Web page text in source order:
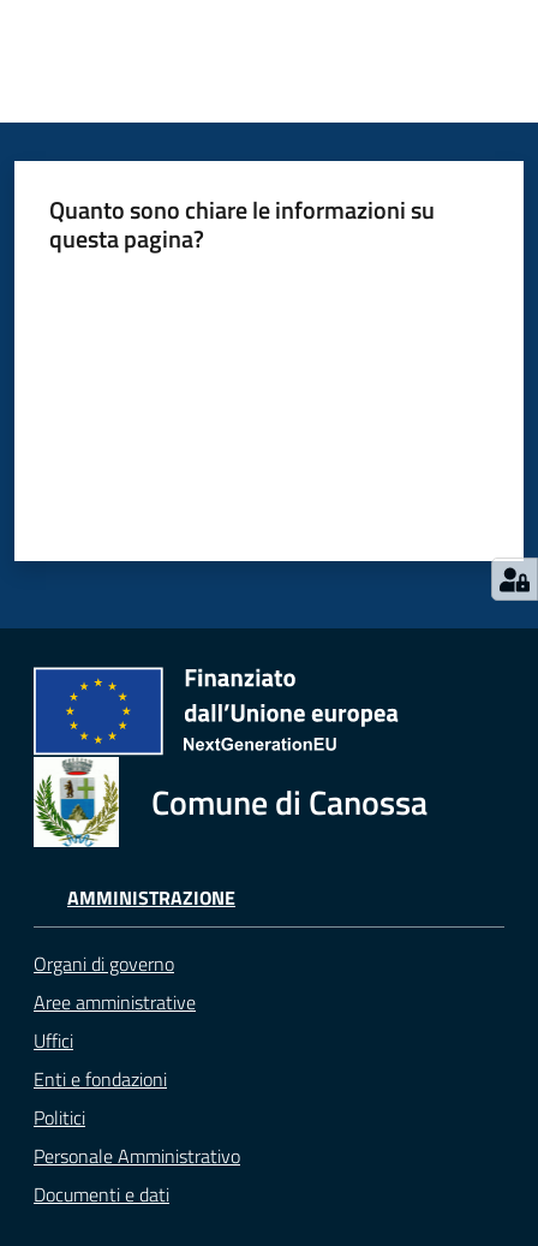
Quanto sono chiare le informazioni su
questa pagina?
Comune di Canossa
AMMINISTRAZIONE
Organi di governo
Aree amministrative
Uffici
Enti e fondazioni
Politici
Personale Amministrativo
Documenti e dati